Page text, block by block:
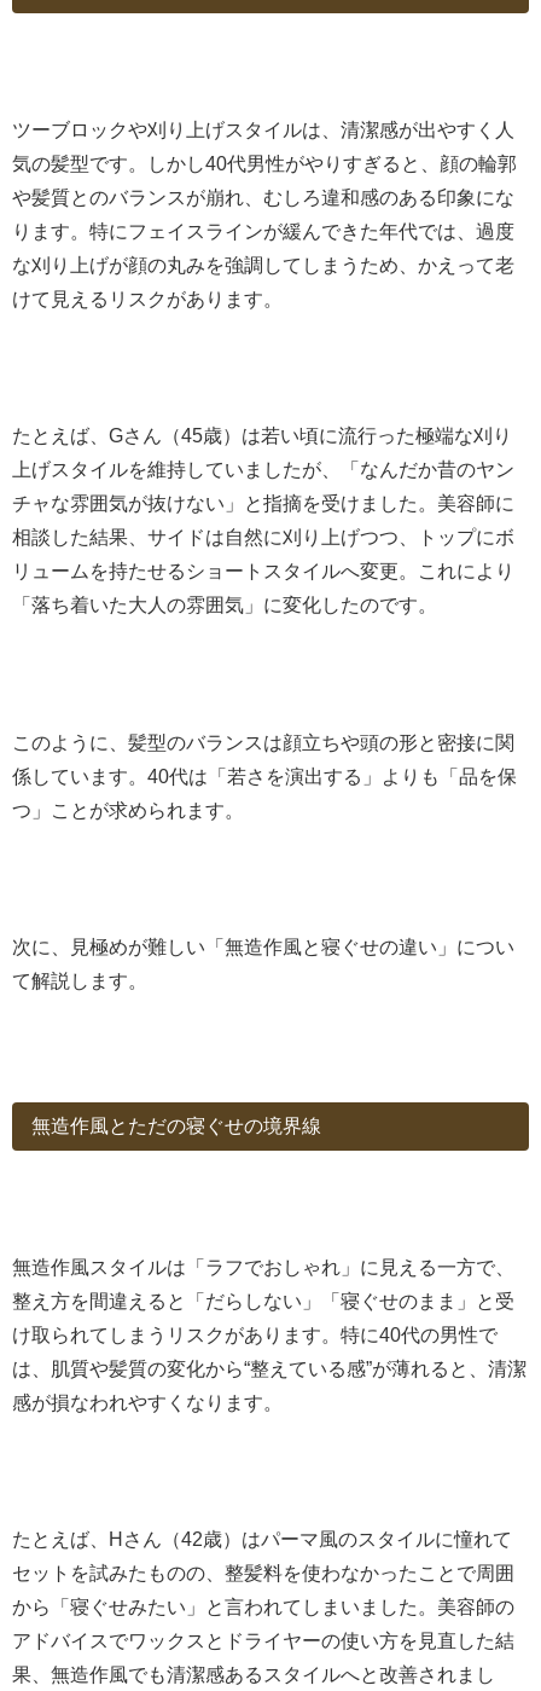
ツーブロックや刈り上げスタイルは、清潔感が出やすく人
気の髪型です。しかし40代男性がやりすぎると、顔の輪郭
や髪質とのバランスが崩れ、むしろ違和感のある印象にな
ります。特にフェイスラインが緩んできた年代では、過度
な刈り上げが顔の丸みを強調してしまうため、かえって老
けて見えるリスクがあります。
たとえば、Gさん（45歳）は若い頃に流行った極端な刈り
上げスタイルを維持していましたが、「なんだか昔のヤン
チャな雰囲気が抜けない」と指摘を受けました。美容師に
相談した結果、サイドは自然に刈り上げつつ、トップにボ
リュームを持たせるショートスタイルへ変更。これにより
「落ち着いた大人の雰囲気」に変化したのです。
このように、髪型のバランスは顔立ちや頭の形と密接に関
係しています。40代は「若さを演出する」よりも「品を保
つ」ことが求められます。
次に、見極めが難しい「無造作風と寝ぐせの違い」につい
て解説します。
無造作風とただの寝ぐせの境界線
無造作風スタイルは「ラフでおしゃれ」に見える一方で、
整え方を間違えると「だらしない」「寝ぐせのまま」と受
け取られてしまうリスクがあります。特に40代の男性で
は、肌質や髪質の変化から“整えている感”が薄れると、清潔
感が損なわれやすくなります。
たとえば、Hさん（42歳）はパーマ風のスタイルに憧れて
セットを試みたものの、整髪料を使わなかったことで周囲
から「寝ぐせみたい」と言われてしまいました。美容師の
アドバイスでワックスとドライヤーの使い方を見直した結
果、無造作風でも清潔感あるスタイルへと改善されまし